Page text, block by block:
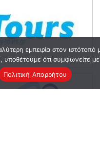
εμπειρία στον ιστότοπό
υποθέτουμε ότι συμφωνείτε
Πολιτική Απορρήτου